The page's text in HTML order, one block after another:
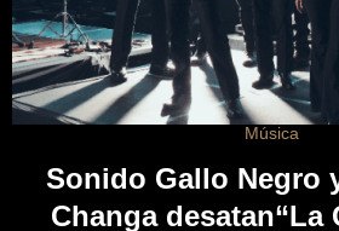
Música
Sonido Gallo Negro
Changa desatan“La